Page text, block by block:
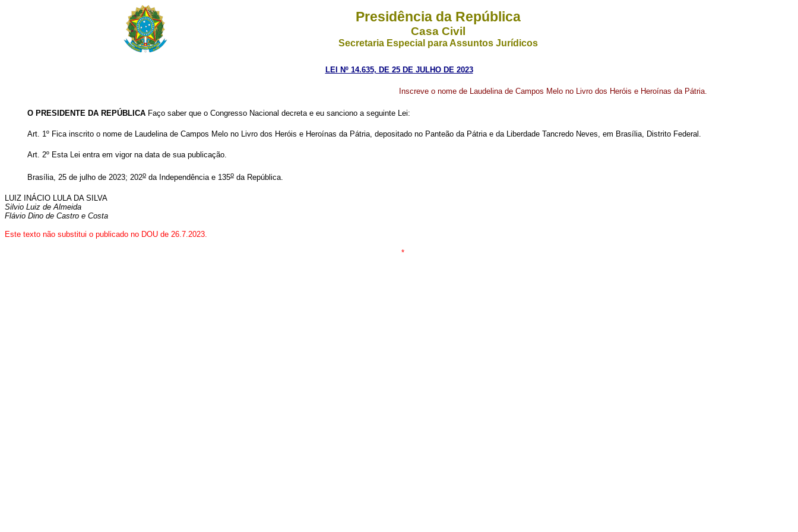
Presidência da República
Casa Civil
Secretaria Especial para Assuntos Jurídicos
LEI Nº 14.635, DE 25 DE JULHO DE 2023
Inscreve o nome de Laudelina de Campos Melo no Livro dos Heróis e Heroínas da Pátria.
O PRESIDENTE DA REPÚBLICAFaço saber que o Congresso Nacional decreta e eu sanciono a seguinte Lei:
Art. 1º Fica inscrito o nome de Laudelina de Campos Melo no Livro dos Heróis e Heroínas da Pátria, depositado no Panteão da Pátria e da Liberdade Tancredo Neves, em Brasília, Distrito Federal.
Art. 2º Esta Lei entra em vigor na data de sua publicação.
Brasília, 25 de julho de 2023; 202oda Independência e 135oda República.
LUIZ INÁCIO LULA DA SILVA
Silvio Luiz de Almeida
Flávio Dino de Castro e Costa
Este texto não substitui o publicado no DOU de 26.7.2023.
*